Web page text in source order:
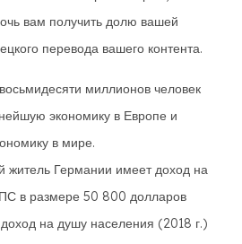
вам получить долю вашей
перевода вашего контента.
миллионов человек
экономику в Европе и
в мире.
житель Германии имеет доход на
в размере 50 800 долларов
на душу населения (2018 г.)